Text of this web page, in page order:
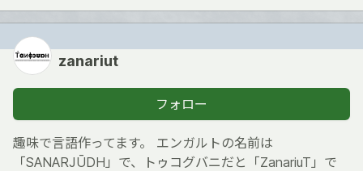
zanariut
フォロー
趣味で言語作ってます。 エンガルトの名前は
「SANARJŪDH」で、トゥコグバニだと「ZanariuT」で